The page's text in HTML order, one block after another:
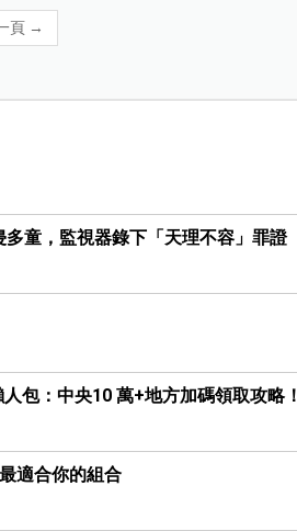
頁 →
童，監視器錄下「天理不容」罪證
包：中央10 萬+地方加碼領取攻略！
適合你的組合